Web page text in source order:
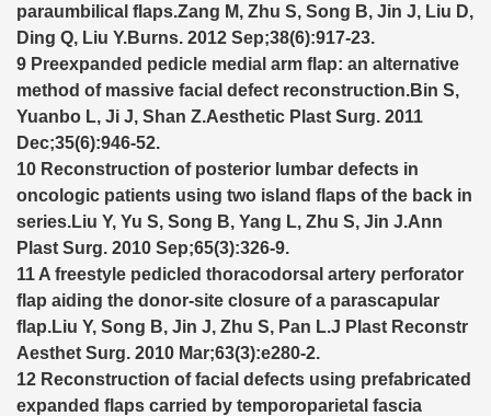
paraumbilical flaps.Zang M, Zhu S, Song B, Jin J, Liu D,
Ding Q, Liu Y.Burns. 2012 Sep;38(6):917-23.
9 Preexpanded pedicle medial arm flap: an alternative
method of massive facial defect reconstruction.Bin S,
Yuanbo L, Ji J, Shan Z.Aesthetic Plast Surg. 2011
Dec;35(6):946-52.
10 Reconstruction of posterior lumbar defects in
oncologic patients using two island flaps of the back in
series.Liu Y, Yu S, Song B, Yang L, Zhu S, Jin J.Ann
Plast Surg. 2010 Sep;65(3):326-9.
11 A freestyle pedicled thoracodorsal artery perforator
flap aiding the donor-site closure of a parascapular
flap.Liu Y, Song B, Jin J, Zhu S, Pan L.J Plast Reconstr
Aesthet Surg. 2010 Mar;63(3):e280-2.
12 Reconstruction of facial defects using prefabricated
expanded flaps carried by temporoparietal fascia